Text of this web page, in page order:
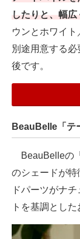
したりと、幅広
ウンとホワイ
別途用意する
後です。
BeauBelle「テ
BeauBelleの
のシェードが特
ドパーツがナ
トを基調とし